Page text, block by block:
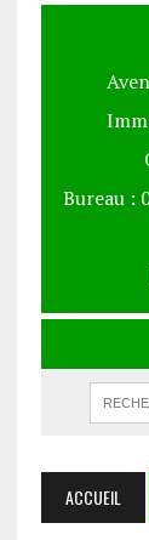
Bureau :
ACCUEIL